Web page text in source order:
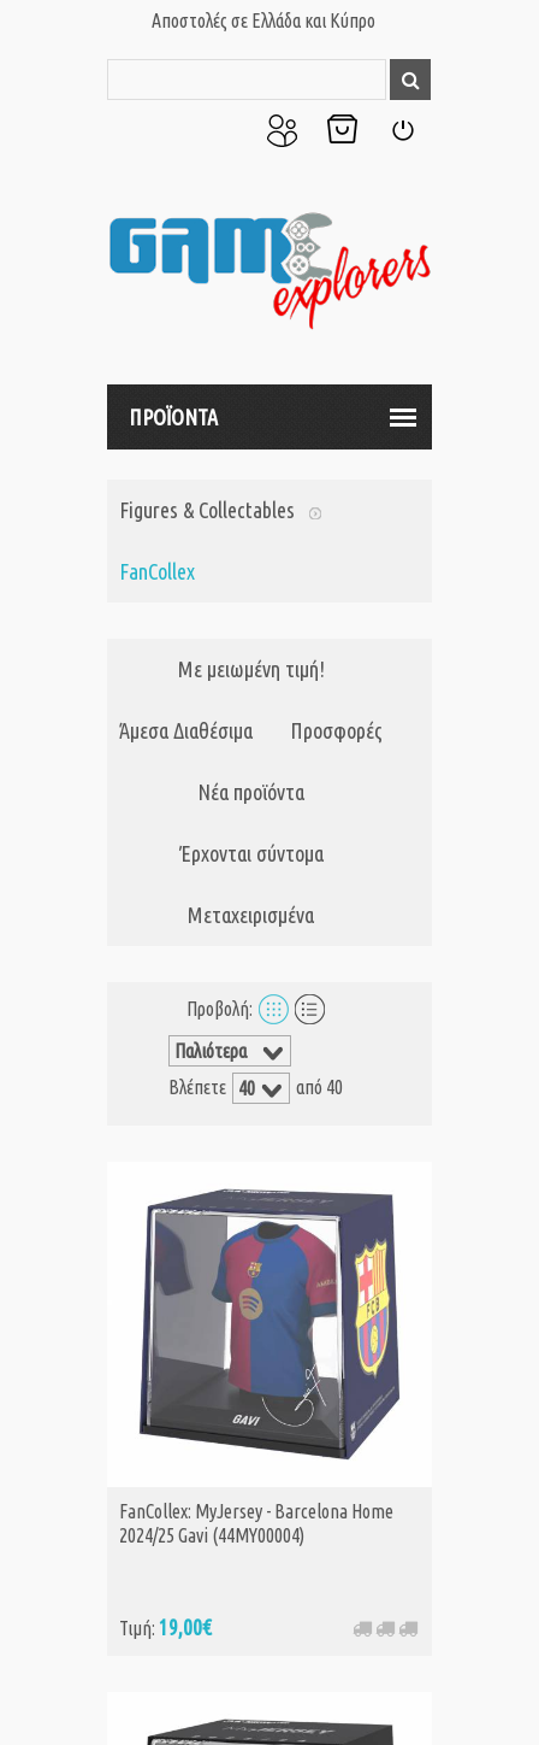
Αποστολές σε Ελλάδα και Κύπρο
μου
ΠΡΟΪΟΝΤΑ
Figures & Collectables
FanCollex
Με μειωμένη τιμή!
Άμεσα Διαθέσιμα Προσφορές
Νέα προϊόντα
Έρχονται σύντομα
Μεταχειρισμένα
Προβολή:
Βλέπετε από 40
FanCollex: MyJersey - Barcelona Home
2024/25 Gavi (44MY00004)
Τιμή: 19,00€